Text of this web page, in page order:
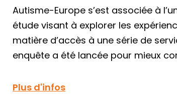
Autisme-Europe s’est associée à
étude visant à explorer les
matière d’accès à une série de
enquête a été lancée pour mieux
Plus d'infos